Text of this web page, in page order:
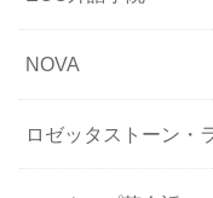
NOVA
ロゼッタストーン・